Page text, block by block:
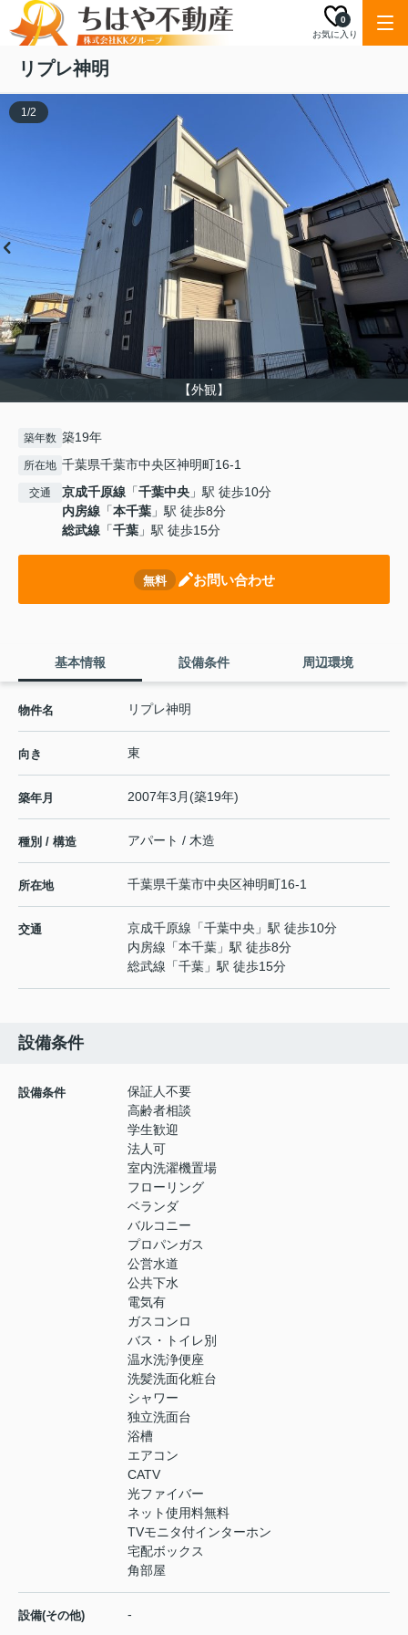
お気に入り
0
リプレ神明
【外観】
1/2
築年数 築19年
所在地 千葉県千葉市中央区神明町16-1
交通 京成千原線 「千葉中央 」駅 徒歩10分
内房線 「本千葉 」駅 徒歩8分
総武線 「千葉 」駅 徒歩15分
無料 お問い合わせ
基本情報 設備条件 周辺環境
物件名 リプレ神明
向き 東
築年月 2007年3月(築19年)
種別 / 構造 アパート / 木造
所在地 千葉県千葉市中央区神明町16-1
交通 京成千原線 「千葉中央 」駅 徒歩10分
内房線 「本千葉 」駅 徒歩8分
総武線 「千葉 」駅 徒歩15分
設備条件
設備条件
保証人不要
高齢者相談
学生歓迎
法人可
室内洗濯機置場
フローリング
ベランダ
バルコニー
プロパンガス
公営水道
公共下水
電気有
ガスコンロ
バス・トイレ別
温水洗浄便座
洗髪洗面化粧台
シャワー
独立洗面台
浴槽
エアコン
CATV
光ファイバー
ネット使用料無料
TVモニタ付インターホン
宅配ボックス
角部屋
設備(その他) -